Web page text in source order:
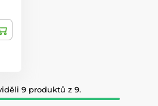
9 produktů z 9.